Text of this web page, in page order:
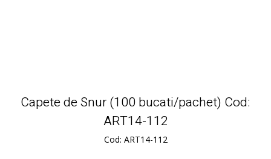
Capete de Snur (100 bucati/pachet) Cod:
ART14-112
Cod: ART14-112